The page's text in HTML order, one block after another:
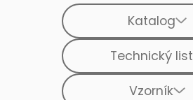
Katalog
Technický list
Vzorník